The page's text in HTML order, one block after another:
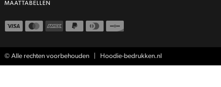
MAATTABELLEN
© Alle rechten voorbehouden | Hoodie-bedrukken.nl